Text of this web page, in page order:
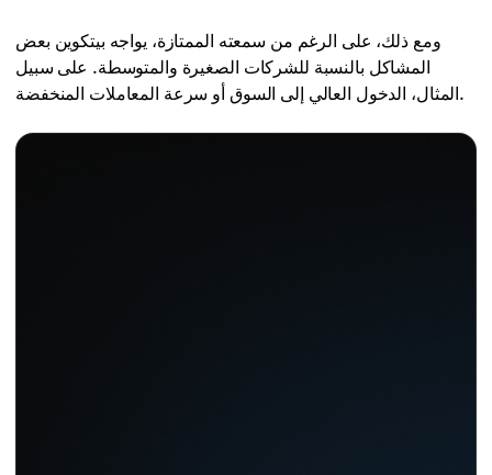
ومع ذلك، على الرغم من سمعته الممتازة، يواجه بيتكوين بعض
المشاكل بالنسبة للشركات الصغيرة والمتوسطة. على سبيل
المثال، الدخول العالي إلى السوق أو سرعة المعاملات المنخفضة.